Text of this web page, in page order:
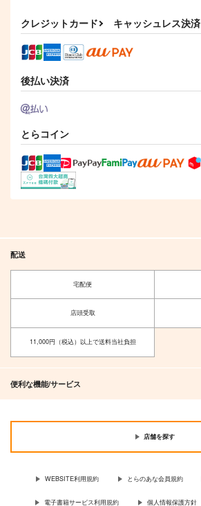
クレジットカード キャッシュレス決済
後払い決済
とらコイン
配送
宅配便
店頭受取
11,000円（税込）以上で送料当社負担
便利な機能/サービス
店舗を探す
WEBSITE利用規約 とらのあな会員規約
電子書籍サービス利用規約 個人情報保護方針